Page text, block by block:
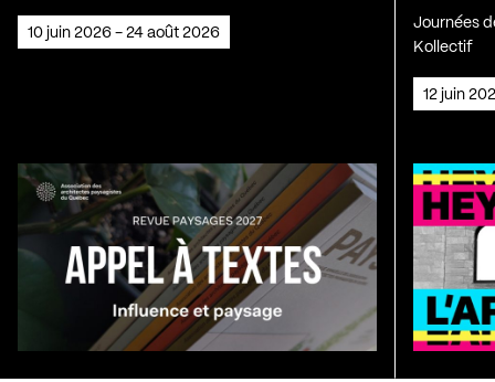
10 juin 2026 - 24 août 2026
Journées
Kollectif
12 juin